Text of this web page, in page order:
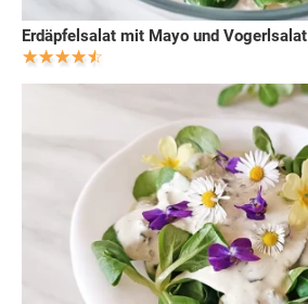
Erdäpfelsalat mit Mayo und Vogerlsalat